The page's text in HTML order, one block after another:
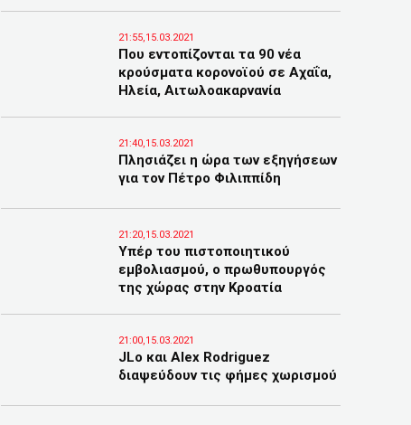
21:55,15.03.2021
Που εντοπίζονται τα 90 νέα
κρούσματα κορονοϊού σε Αχαΐα,
Ηλεία, Αιτωλοακαρνανία
21:40,15.03.2021
Πλησιάζει η ώρα των εξηγήσεων
για τον Πέτρο Φιλιππίδη
21:20,15.03.2021
Υπέρ του πιστοποιητικού
εμβολιασμού, ο πρωθυπουργός
της χώρας στην Κροατία
21:00,15.03.2021
JLo και Alex Rodriguez
διαψεύδουν τις φήμες χωρισμού